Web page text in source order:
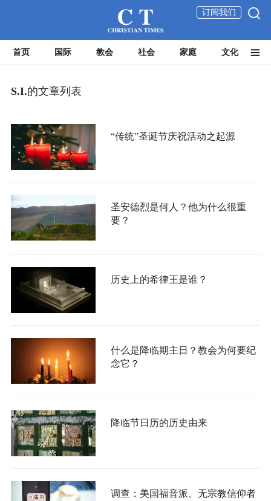
订阅我们
首页 国际 教会 社会 家庭 文化
S.I.的文章列表
“传统”圣诞节庆祝活动之起源
圣安德烈是何人？他为什么很重
要？
历史上的希律王是谁？
什么是降临期主日？教会为何要纪
念它？
降临节日历的历史由来
调查：美国福音派、无宗教信仰者